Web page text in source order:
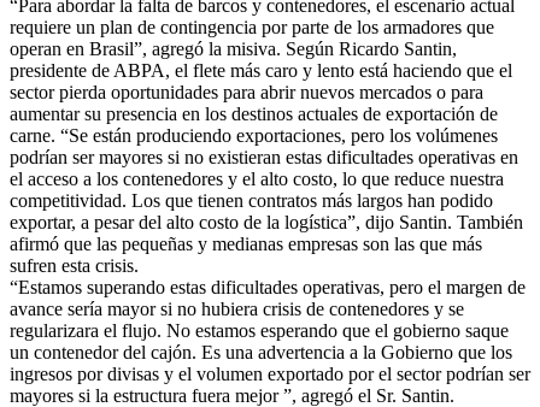
“Para abordar la falta de barcos y contenedores, el escenario actual
requiere un plan de contingencia por parte de los armadores que
operan en Brasil”, agregó la misiva. Según Ricardo Santin,
presidente de ABPA, el flete más caro y lento está haciendo que el
sector pierda oportunidades para abrir nuevos mercados o para
aumentar su presencia en los destinos actuales de exportación de
carne. “Se están produciendo exportaciones, pero los volúmenes
podrían ser mayores si no existieran estas dificultades operativas en
el acceso a los contenedores y el alto costo, lo que reduce nuestra
competitividad. Los que tienen contratos más largos han podido
exportar, a pesar del alto costo de la logística”, dijo Santin. También
afirmó que las pequeñas y medianas empresas son las que más
sufren esta crisis.
“Estamos superando estas dificultades operativas, pero el margen de
avance sería mayor si no hubiera crisis de contenedores y se
regularizara el flujo. No estamos esperando que el gobierno saque
un contenedor del cajón. Es una advertencia a la Gobierno que los
ingresos por divisas y el volumen exportado por el sector podrían ser
mayores si la estructura fuera mejor ”, agregó el Sr. Santin.